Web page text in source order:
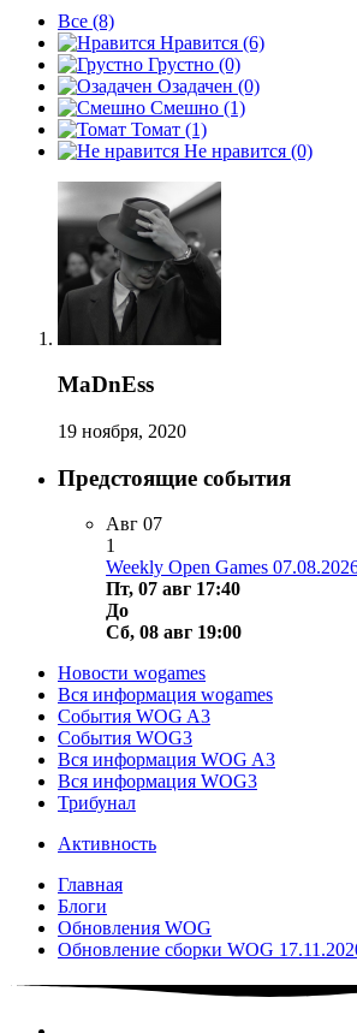
Все (8)
Нравится (6)
Грустно (0)
Озадачен (0)
Смешно (1)
Томат (1)
Не нравится (0)
MaDnEss
19 ноября, 2020
Предстоящие события
Авг 07
1
Weekly Open Games
Пт, 07 авг 17:40
До
Сб, 08 авг 19:00
Новости wogames
Вся информация wogames
События WOG A3
События WOG3
Вся информация WOG A3
Вся информация WOG3
Трибунал
Активность
Главная
Блоги
Обновления WOG
Обновление сборки WOG